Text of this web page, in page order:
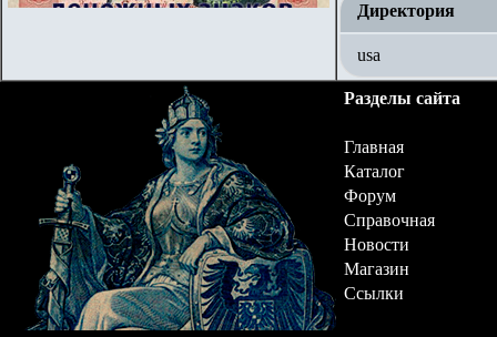
Директория
usa
Разделы сайта
Главная
Каталог
Форум
Справочная
Новости
Магазин
Ссылки